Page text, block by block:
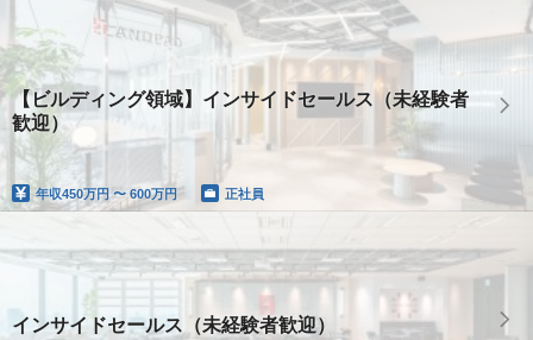
【ビルディング領域】インサイドセールス（未経験者
歓迎）
年収450万円 〜 600万円 正社員
インサイドセールス（未経験者歓迎）